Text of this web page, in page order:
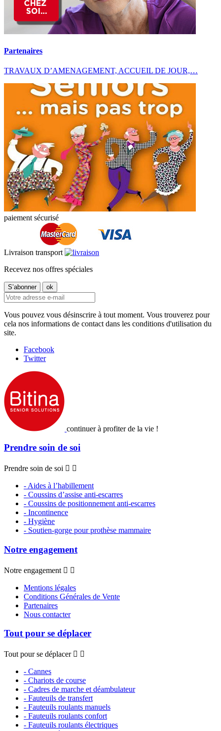
Partenaires
TRAVAUX D’AMENAGEMENT, ACCUEIL DE JOUR,…
paiement sécurisé
Livraison transport
Recevez nos offres spéciales
Vous pouvez vous désinscrire à tout moment. Vous trouverez pour
cela nos informations de contact dans les conditions d'utilisation du
site.
Facebook
Twitter
continuer à profiter de la vie !
Prendre soin de soi
Prendre soin de soi  
- Aides à l’habillement
- Coussins d’assise anti-escarres
- Coussins de positionnement anti-escarres
- Incontinence
- Hygiène
- Soutien-gorge pour prothèse mammaire
Notre engagement
Notre engagement  
Mentions légales
Conditions Générales de Vente
Partenaires
Nous contacter
Tout pour se déplacer
Tout pour se déplacer  
- Cannes
- Chariots de course
- Cadres de marche et déambulateur
- Fauteuils de transfert
- Fauteuils roulants manuels
- Fauteuils roulants confort
- Fauteuils roulants électriques